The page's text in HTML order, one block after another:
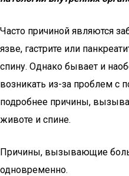
Часто причиной являются
язве, гастрите или
спину. Однако бывает и
возникать из-за проблем с
подробнее причины,
животе и спине.
Причины, вызывающие
одновременно.